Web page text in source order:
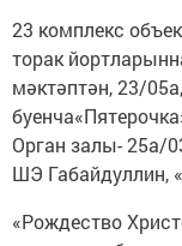
23 комплекс
торак
мәктәптән, 23/
Орган залы- 25а/
ШЭ Габайдуллин,
«Рождество